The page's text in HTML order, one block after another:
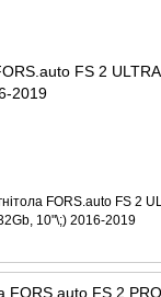
FS 2
2019
FORS.auto FS 2
10"\;) 2016-2019